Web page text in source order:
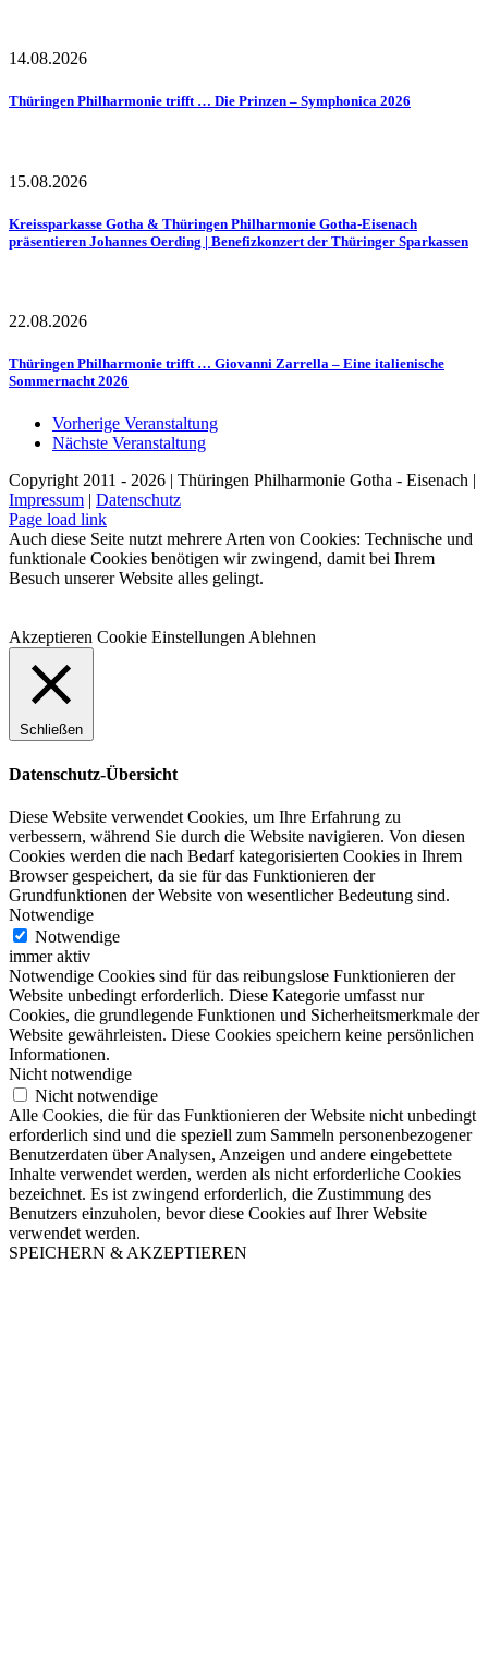
14.08.2026
Thüringen Philharmonie trifft … Die Prinzen – Symphonica 2026
15.08.2026
Kreissparkasse Gotha & Thüringen Philharmonie Gotha-Eisenach
präsentieren Johannes Oerding | Benefizkonzert der Thüringer Sparkassen
22.08.2026
Thüringen Philharmonie trifft … Giovanni Zarrella – Eine italienische
Sommernacht 2026
Vorherige Veranstaltung
Nächste Veranstaltung
Copyright 2011 - 2026 | Thüringen Philharmonie Gotha - Eisenach |
Impressum | Datenschutz
Facebook
Instagram
WhatsApp
YouTube
E-
Mail
Telefon
Page load link
Auch diese Seite nutzt mehrere Arten von Cookies: Technische und
funktionale Cookies benötigen wir zwingend, damit bei Ihrem
Besuch unserer Website alles gelingt.
Akzeptieren Cookie Einstellungen Ablehnen
Schließen
Datenschutz-Übersicht
Diese Website verwendet Cookies, um Ihre Erfahrung zu
verbessern, während Sie durch die Website navigieren. Von diesen
Cookies werden die nach Bedarf kategorisierten Cookies in Ihrem
Browser gespeichert, da sie für das Funktionieren der
Grundfunktionen der Website von wesentlicher Bedeutung sind.
Notwendige
Notwendige
immer aktiv
Notwendige Cookies sind für das reibungslose Funktionieren der
Website unbedingt erforderlich. Diese Kategorie umfasst nur
Cookies, die grundlegende Funktionen und Sicherheitsmerkmale der
Website gewährleisten. Diese Cookies speichern keine persönlichen
Informationen.
Nicht notwendige
Nicht notwendige
Alle Cookies, die für das Funktionieren der Website nicht unbedingt
erforderlich sind und die speziell zum Sammeln personenbezogener
Benutzerdaten über Analysen, Anzeigen und andere eingebettete
Inhalte verwendet werden, werden als nicht erforderliche Cookies
bezeichnet. Es ist zwingend erforderlich, die Zustimmung des
Benutzers einzuholen, bevor diese Cookies auf Ihrer Website
verwendet werden.
SPEICHERN & AKZEPTIEREN